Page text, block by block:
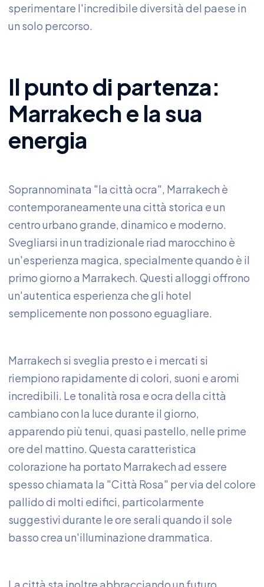
sperimentare l'incredibile diversità del paese in
un solo percorso.
Il punto di partenza:
Marrakech e la sua
energia
Soprannominata "la città ocra", Marrakech è
contemporaneamente una città storica e un
centro urbano grande, dinamico e moderno.
Svegliarsi in un tradizionale riad marocchino è
un'esperienza magica, specialmente quando è il
primo giorno a Marrakech. Questi alloggi offrono
un'autentica esperienza che gli hotel
semplicemente non possono eguagliare.
Marrakech si sveglia presto e i mercati si
riempiono rapidamente di colori, suoni e aromi
incredibili. Le tonalità rosa e ocra della città
cambiano con la luce durante il giorno,
apparendo più tenui, quasi pastello, nelle prime
ore del mattino. Questa caratteristica
colorazione ha portato Marrakech ad essere
spesso chiamata la "Città Rosa" per via del colore
pallido di molti edifici, particolarmente
suggestivi durante le ore serali quando il sole
basso crea un'illuminazione drammatica.
La città sta inoltre abbracciando un futuro